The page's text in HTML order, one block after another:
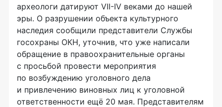
археологи датируют VII-IV веками до нашей
эры. О разрушении объекта культурного
наследия сообщили представители Службы
госохраны ОКН, уточнив, что уже написали
обращение в правоохранительные органы
с просьбой провести мероприятия
по возбуждению уголовного дела
и привлечению виновных лиц к уголовной
ответственности ещё 20 мая. Представителям